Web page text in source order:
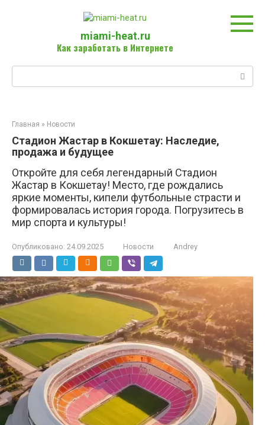
miami-heat.ru
Как заработать в Интернете
Главная » Новости
Стадион Жастар в Кокшетау: Наследие,
продажа и будущее
Откройте для себя легендарный Стадион
Жастар в Кокшетау! Место, где рождались
яркие моменты, кипели футбольные страсти и
формировалась история города. Погрузитесь в
мир спорта и культуры!
Опубликовано: 24.09.2025 Новости Andrey